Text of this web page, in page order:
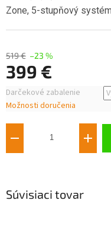
519 € –23 %
399 €
Jednotková
cena:
Darčekové zabalenie
Možnosti doručenia
Zone, 5-stupňový
Súvisiaci tovar